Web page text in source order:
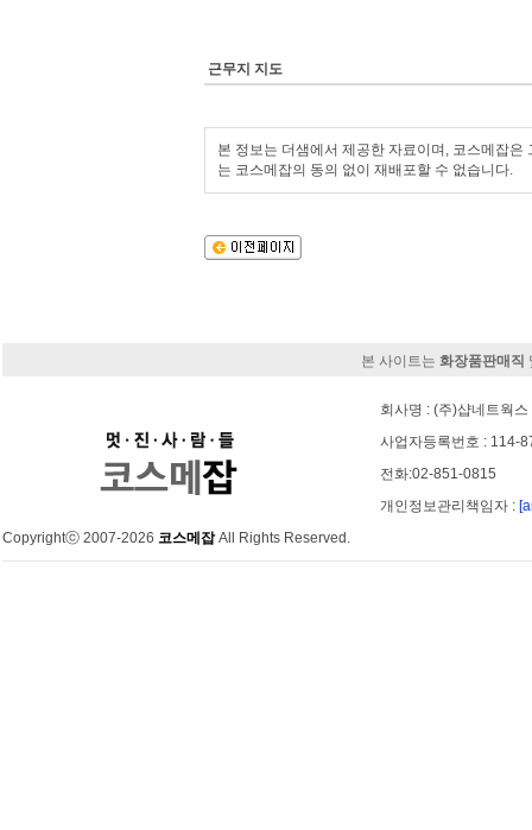
근무지 지도
본 정보는 더샘에서 제공한 자료이며, 코스메잡
는 코스메잡의 동의 없이 재배포할 수 없습니다.
본 사이트는 화장품판매직
회사명 : (주)샵네트웍
사업자등록번호 : 114-
전화:02-851-0815
개인정보관리책임자 :
Copyrightⓒ 2007-2026 코스메잡All Rights Reserved.